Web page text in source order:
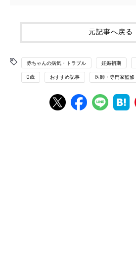
元記事へ戻る
赤ちゃんの病気・トラブル 妊娠初期
0歳 おすすめ記事 医師・専門家監修